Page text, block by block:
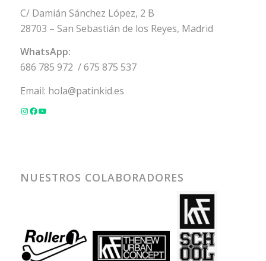
C/ Damián Sánchez López, 2 B
28703 – San Sebastián de los Reyes, Madrid
WhatsApp:
686 785 972 /675 875 537
Email: hola@patinkid.es
NUESTROS COLABORADORES